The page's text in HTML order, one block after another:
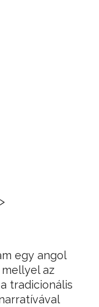
egy angol
az
tradicionális